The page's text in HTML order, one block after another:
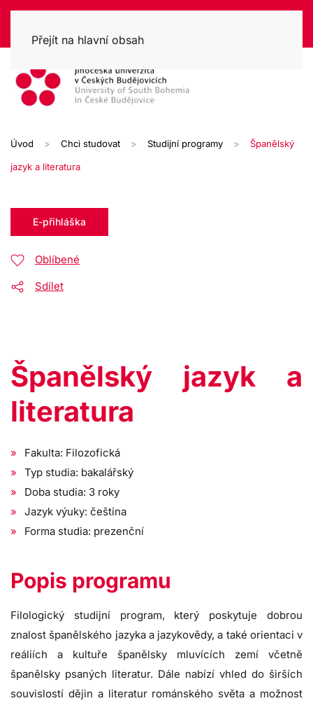
Přejít na hlavní obsah
Úvod Chci studovat Studijní programy Španělský
jazyk a literatura
E-přihláška
Oblíbené
Sdílet
Španělský jazyk a
literatura
Fakulta: Filozofická
Typ studia: bakalářský
Doba studia: 3 roky
Jazyk výuky: čeština
Forma studia: prezenční
Popis programu
Filologický studijní program, který poskytuje dobrou
znalost španělského jazyka a jazykovědy, a také orientaci v
reáliích a kultuře španělsky mluvících zemí včetně
španělsky psaných literatur. Dále nabízí vhled do širších
souvislostí dějin a literatur románského světa a možnost